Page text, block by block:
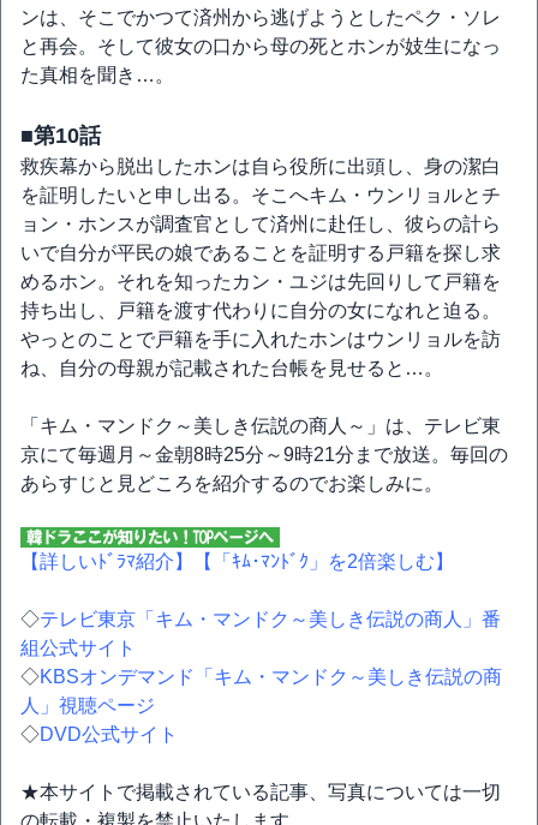
ンは、そこでかつて済州から逃げようとしたペク・ソレ
と再会。そして彼女の口から母の死とホンが妓生になっ
た真相を聞き…。
■第10話
救疾幕から脱出したホンは自ら役所に出頭し、身の潔白
を証明したいと申し出る。そこへキム・ウンリョルとチ
ョン・ホンスが調査官として済州に赴任し、彼らの計ら
いで自分が平民の娘であることを証明する戸籍を探し求
めるホン。それを知ったカン・ユジは先回りして戸籍を
持ち出し、戸籍を渡す代わりに自分の女になれと迫る。
やっとのことで戸籍を手に入れたホンはウンリョルを訪
ね、自分の母親が記載された台帳を見せると…。
「キム・マンドク～美しき伝説の商人～」は、テレビ東
京にて毎週月～金朝8時25分～9時21分まで放送。毎回の
あらすじと見どころを紹介するのでお楽しみに。
【詳しいﾄﾞﾗﾏ紹介】 【「ｷﾑ･ﾏﾝﾄﾞｸ」を2倍楽しむ】
◇テレビ東京「キム・マンドク～美しき伝説の商人」番
組公式サイト
◇KBSオンデマンド「キム・マンドク～美しき伝説の商
人」視聴ページ
◇DVD公式サイト
★本サイトで掲載されている記事、写真については一切
の転載・複製を禁止いたします。